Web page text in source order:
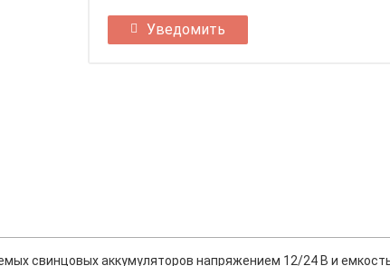
Уведомить
свинцовых аккумуляторов напряжением 12/24 В и